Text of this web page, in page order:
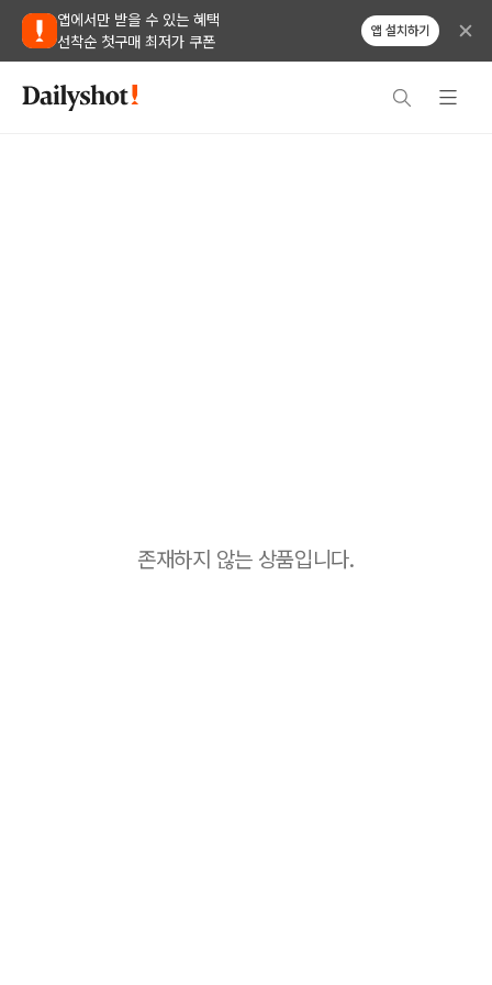
앱에서만 받을 수 있는 혜택
선착순 첫구매 최저가 쿠폰
앱 설치하기
존재하지 않는 상품입니다.